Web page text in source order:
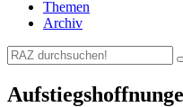
Themen
Archiv